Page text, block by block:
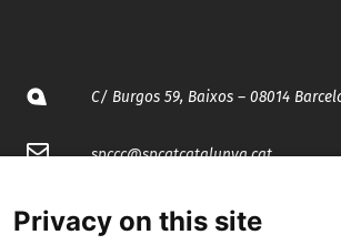
C/ Burgos 59, Baixos – 08014
spccc@spcgtcatalunya.cat
Privacy on this site